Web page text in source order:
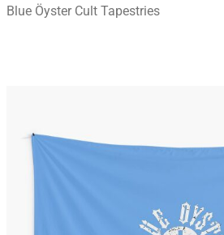
Blue Öyster Cult Tapestries